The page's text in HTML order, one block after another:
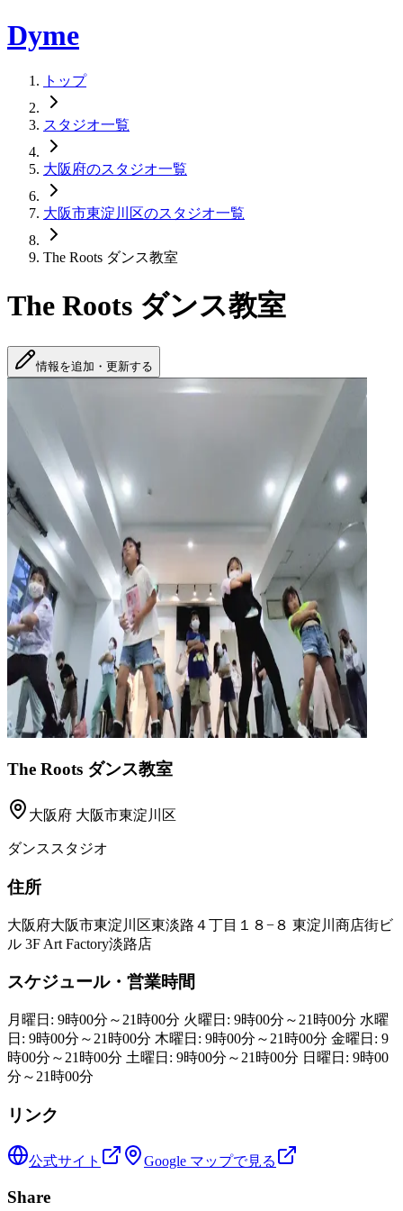
Dyme
トップ
スタジオ一覧
大阪府のスタジオ一覧
大阪市東淀川区のスタジオ一覧
The Roots ダンス教室
The Roots ダンス教室
情報を追加・更新する
The Roots ダンス教室
大阪府 大阪市東淀川区
ダンススタジオ
住所
大阪府大阪市東淀川区東淡路４丁目１８−８ 東淀川商店街ビ
ル 3F Art Factory淡路店
スケジュール・営業時間
月曜日: 9時00分～21時00分 火曜日: 9時00分～21時00分 水曜
日: 9時00分～21時00分 木曜日: 9時00分～21時00分 金曜日: 9
時00分～21時00分 土曜日: 9時00分～21時00分 日曜日: 9時00
分～21時00分
リンク
公式サイト Google マップで見る
Share